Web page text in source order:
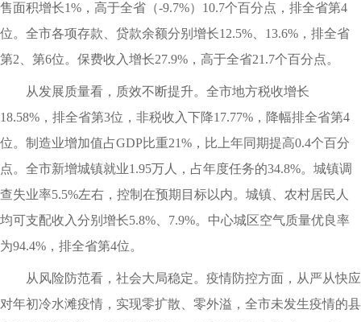
售面积增长1%，高于全省（-9.7%）10.7个百分点，排全省第4
位。全市各项存款、贷款余额分别增长12.5%、13.6%，排全省
第2、第6位。保费收入增长27.9%，高于全省21.7个百分点。
从发展质量看，质效不断提升。全市地方税收增长
18.58%，排全省第3位，非税收入下降17.77%，降幅排全省第4
位。制造业增加值占GDP比重21%，比上年同期提高0.4个百分
点。全市新增城镇就业1.95万人，占年度任务的34.8%。城镇调
查失业率5.5%左右，控制在预期目标以内。城镇、农村居民人
均可支配收入分别增长5.8%、7.9%。中心城区空气质量优良率
为94.4%，排全省第4位。
从风险防范看，社会大局稳定。疫情防控方面，从严从快应
对年初冷水滩疫情，实现零扩散、零外溢，全市未发生疫情的县